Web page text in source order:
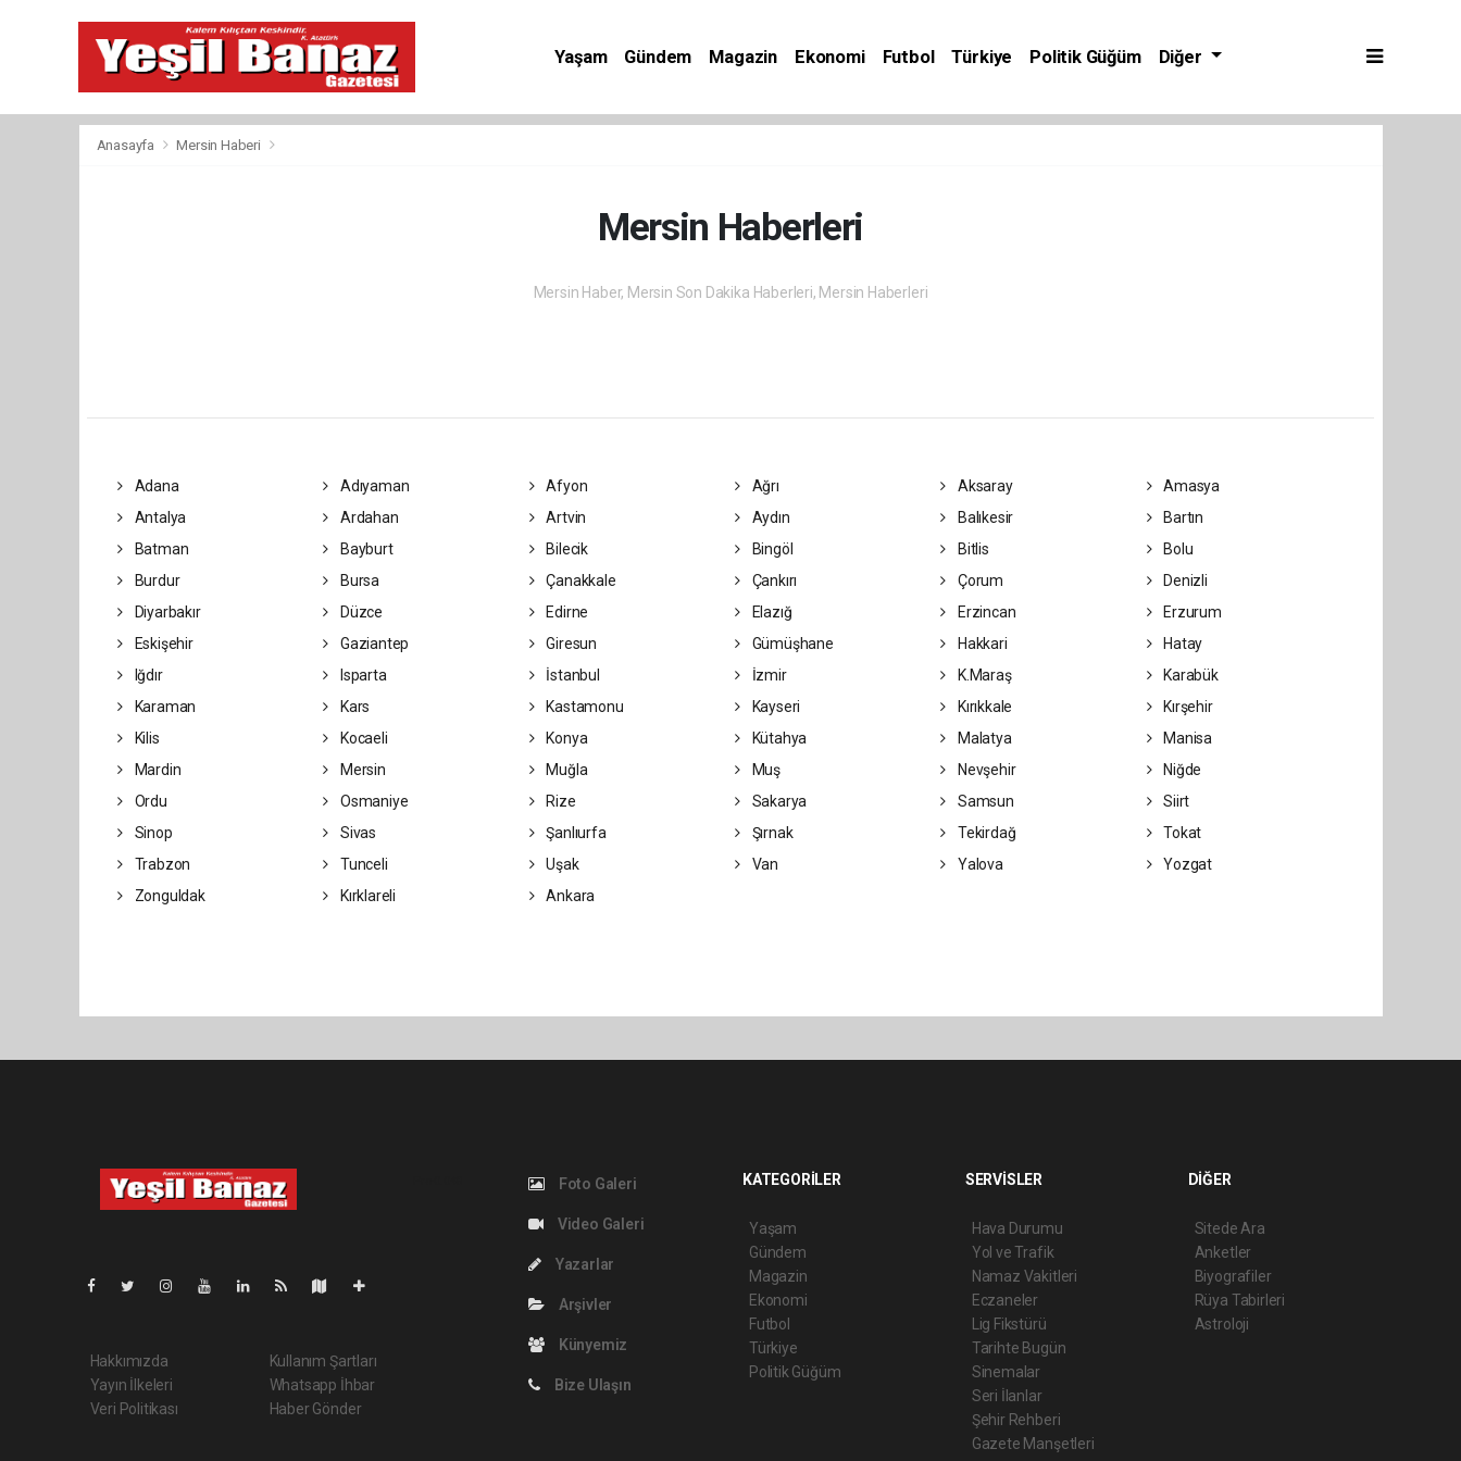
Yaşam Gündem Magazin Ekonomi Futbol Türkiye Politik Güğüm Diğer
Anasayfa Mersin Haberi
Mersin Haberleri
Mersin Haber, Mersin Son Dakika Haberleri, Mersin Haberleri
Adana Adıyaman Afyon Ağrı Aksaray
Amasya
Antalya
Ardahan Artvin Aydın Balıkesir
Bartın
Batman
Bayburt Bilecik Bingöl Bitlis
Bolu
Burdur
Bursa Çanakkale Çankırı Çorum
Denizli
Diyarbakır
Düzce Edirne Elazığ Erzincan
Erzurum
Eskişehir
Gaziantep Giresun Gümüşhane Hakkari
Hatay
Iğdır
Isparta İstanbul İzmir K.Maraş
Karabük
Karaman
Kars Kastamonu Kayseri Kırıkkale
Kırşehir
Kilis
Kocaeli Konya Kütahya Malatya
Manisa
Mardin
Mersin Muğla Muş Nevşehir
Niğde
Ordu
Osmaniye Rize Sakarya Samsun
Siirt
Sinop
Sivas Şanlıurfa Şırnak Tekirdağ
Tokat
Trabzon
Tunceli Uşak Van Yalova
Yozgat
Zonguldak
Kırklareli Ankara
Hakkımızda
Yayın İlkeleri
Veri Politikası
Kullanım Şartları
Whatsapp İhbar
Haber Gönder
Foto Galeri
Video Galeri
Yazarlar
Arşivler
Künyemiz
Bize Ulaşın
KATEGORİLER
Yaşam
Gündem
Magazin
Ekonomi
Futbol
Türkiye
Politik Güğüm
SERVİSLER
Hava Durumu
Yol ve Trafik
Namaz Vakitleri
Eczaneler
Lig Fikstürü
Tarihte Bugün
Sinemalar
Seri İlanlar
Şehir Rehberi
Gazete Manşetleri
DİĞER
Sitede Ara
Anketler
Biyografiler
Rüya Tabirleri
Astroloji